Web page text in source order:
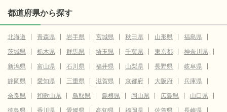
都道府県から探す
北海道 青森県 岩手県 宮城県 秋田県 山形県
福島県
茨城県
栃木県 群馬県 埼玉県 千葉県 東京都
神奈川県
新潟県
富山県 石川県 福井県 山梨県 長野県
岐阜県
静岡県
愛知県 三重県 滋賀県 京都府 大阪府
兵庫県
奈良県
和歌山県 鳥取県 島根県 岡山県 広島県
山口県
徳島県
香川県 愛媛県 高知県 福岡県 佐賀県 長崎県